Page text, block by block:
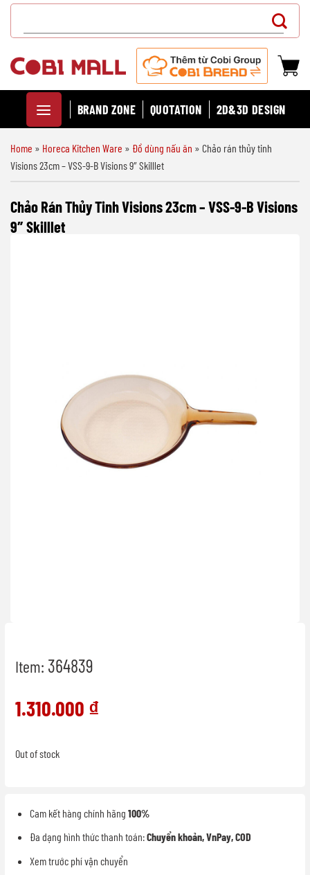
Chuyển
dung
for:
BRAND ZONE QUOTATION 2D&3D DESIGN
Home » Horeca Kitchen Ware » Đồ dùng nấu ăn » Chảo rán thủy tinh
Visions 23cm – VSS-9-B Visions 9″ Skilllet
Chảo Rán Thủy Tinh Visions 23cm – VSS-9-B Visions
9″ Skilllet
Item: 364839
1.310.000 ₫
Out of stock
Cam kết hàng chính hãng 100%
Đa dạng hình thức thanh toán:Chuyển khoản, VnPay, COD
Xem trước phí vận chuyển